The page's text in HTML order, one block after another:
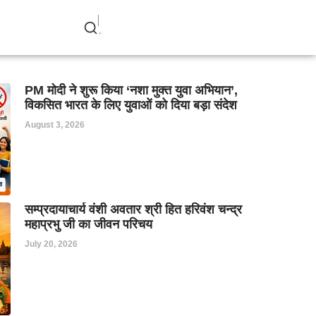
PM मोदी ने शुरू किया ‘नशा मुक्त युवा अभियान’,
विकसित भारत के लिए युवाओं को दिया बड़ा संदेश
August 3, 2026
सम्प्रदायाचार्य वंशी अवतार श्री हित हरिवंश चन्द्र
महाप्रभु जी का जीवन परिचय
July 20, 2026